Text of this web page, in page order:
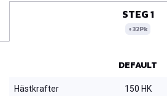
STEG 1
+32Pk
DEFAULT
Hästkrafter 150 HK